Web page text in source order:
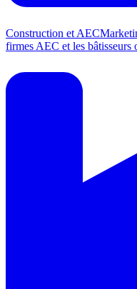
Construction et AEC
firmes AEC et les bâtisseurs